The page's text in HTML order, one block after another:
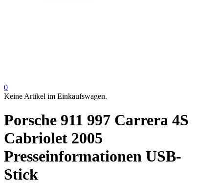
0
Keine Artikel im Einkaufswagen.
Porsche 911 997 Carrera 4S
Cabriolet 2005
Presseinformationen USB-
Stick